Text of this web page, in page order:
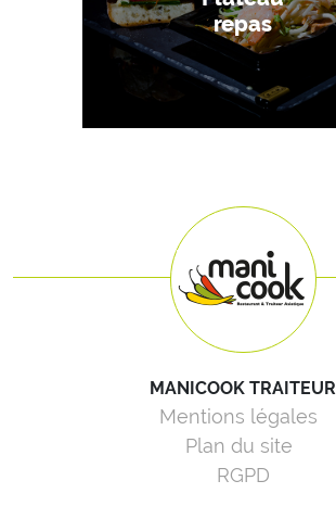
repas
MANICOOK TRAITEUR
Mentions légales
Plan du site
RGPD